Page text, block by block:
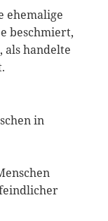
ehemalige
beschmiert,
als handelte
in